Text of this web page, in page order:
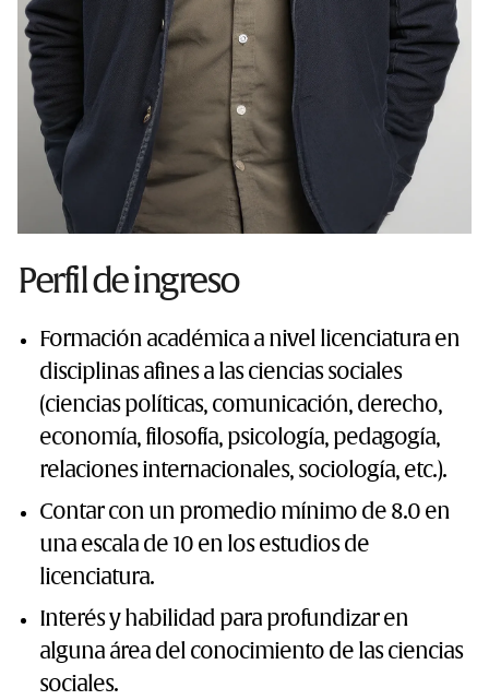
Perfil de ingreso
Formación académica a nivel licenciatura en
disciplinas afines a las ciencias sociales
(ciencias políticas, comunicación, derecho,
economía, filosofía, psicología, pedagogía,
relaciones internacionales, sociología, etc.).
Contar con un promedio mínimo de 8.0 en
una escala de 10 en los estudios de
licenciatura.
Interés y habilidad para profundizar en
alguna área del conocimiento de las ciencias
sociales.